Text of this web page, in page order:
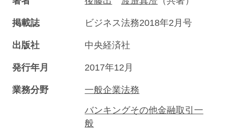
掲載誌 ビジネス法務2018年2月号
出版社 中央経済社
発行年月 2017年12月
業務分野 一般企業法務
バンキングその他金融取引一
般